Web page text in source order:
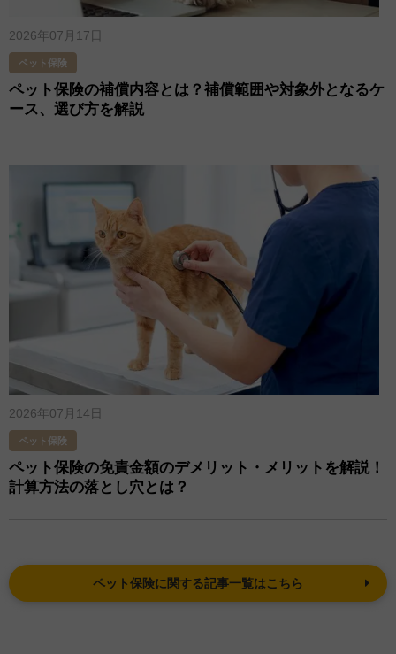
2026年07月17日
ペット保険
ペット保険の補償内容とは？補償範囲や対象外となるケ
ース、選び方を解説
2026年07月14日
ペット保険
ペット保険の免責金額のデメリット・メリットを解説！
計算方法の落とし穴とは？
ペット保険に関する記事一覧はこちら